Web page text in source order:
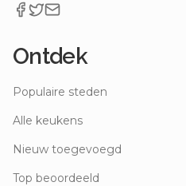
Ontdek
Populaire steden
Alle keukens
Nieuw toegevoegd
Top beoordeeld